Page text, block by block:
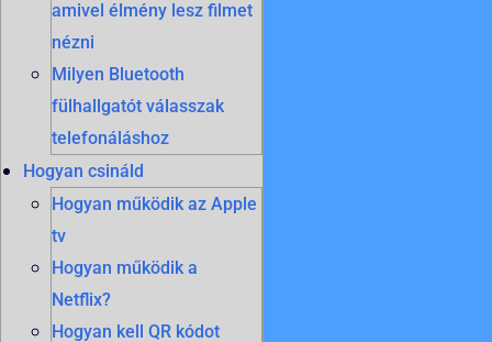
amivel élmény lesz filmet
nézni
Milyen Bluetooth
fülhallgatót válasszak
telefonáláshoz
Hogyan csináld
Hogyan működik az Apple
tv
Hogyan működik a
Netflix?
Hogyan kell QR kódot